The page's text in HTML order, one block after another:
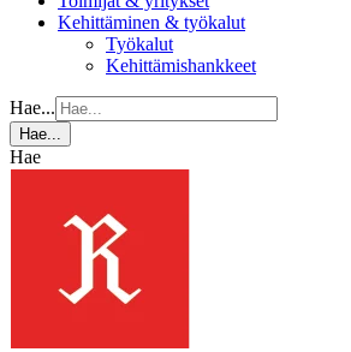
Kehittäminen & työkalut
Työkalut
Kehittämishankkeet
Hae...
Hae...
Hae